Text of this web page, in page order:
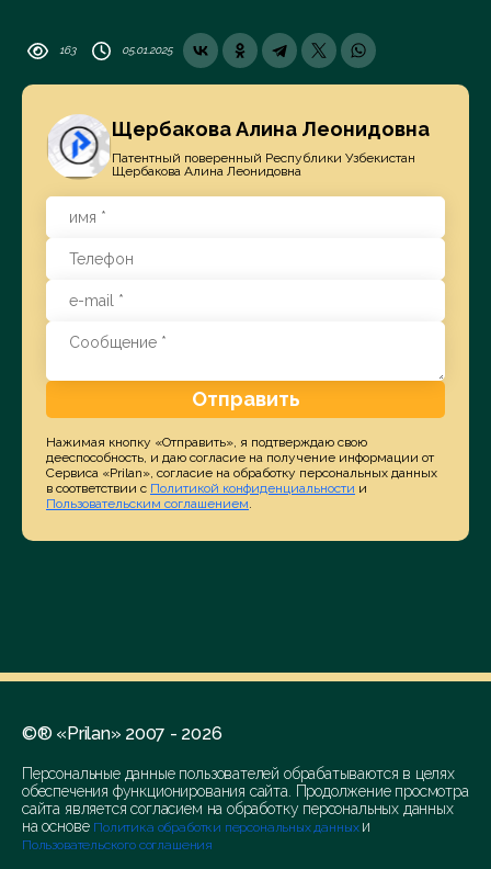
163 05.01.2025
Щербакова Алина Леонидовна
Патентный поверенный Республики Узбекистан
Щербакова Алина Леонидовна
Отправить
Нажимая кнопку «Отправить», я подтверждаю свою
дееспособность, и даю согласие на получение информации от
Сервиса «Prilan», согласие на обработку персональных данных
в соответствии с Политикой конфиденциальности и
Пользовательским соглашением.
©® «Prilan» 2007 - 2026
Персональные данные пользователей обрабатываются в целях
обеспечения функционирования сайта. Продолжение просмотра
сайта является согласием на обработку персональных данных
на основе Политика обработки персональных данных и
Пользовательского соглашения